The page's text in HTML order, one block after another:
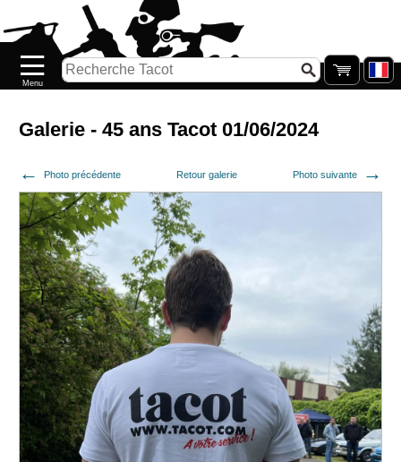
Galerie - 45 ans Tacot 01/06/2024
Photo précédente Retour galerie Photo suivante
Nouveautés
Catalogue/Stock
PETITS
PRIX
Réassort
Seconde
main
Galerie